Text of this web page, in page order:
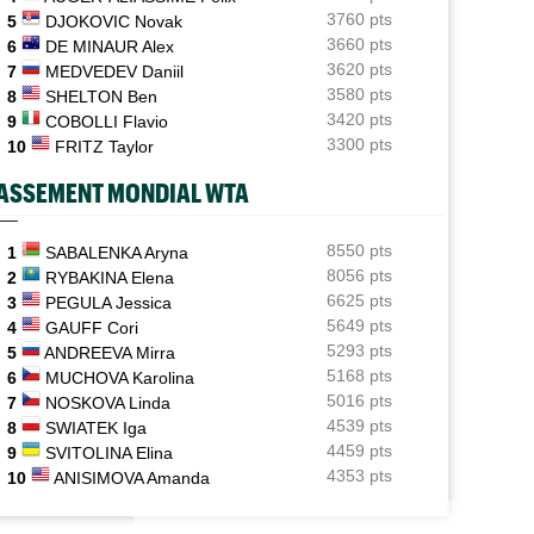
ATP / WTA
Tous les programmes et les résultats de ce jeudi 6 août
2026
06/08
INTERVIEW
Luca Van Assche : "Je peux être performant tout au
long de l’année"
INTERVIEW
Quentin Halys : "Je n’ai pas eu de coup de téléphone de
sponsors"
06/08
WTA - Toronto
Aryna Sabalenka propose... des conférences de presse
façon F1
5
DJOKOVIC Novak
3760 pts
6
DE MINAUR Alex
3660 pts
7
MEDVEDEV Daniil
3620 pts
8
SHELTON Ben
3580 pts
9
COBOLLI Flavio
3420 pts
10
FRITZ Taylor 3300 pts
MONDIAL WTA
1 SABALENKA Aryna
8550 pts
2
RYBAKINA Elena
8056 pts
3
PEGULA Jessica
6625 pts
4
GAUFF Cori
5649 pts
5
ANDREEVA Mirra
5293 pts
6
MUCHOVA Karolina
5168 pts
7
NOSKOVA Linda
5016 pts
8
SWIATEK Iga
4539 pts
9
SVITOLINA Elina
4459 pts
10
ANISIMOVA Amanda 4353 pts